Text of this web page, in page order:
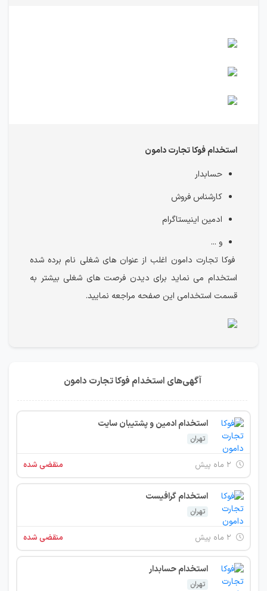
استخدام فوکا تجارت دامون
حسابدار
کارشناس فروش
ادمین اینیستاگرام
و ...
فوکا تجارت دامون اغلب از عنوان های شغلی نام برده شده
استخدام می نماید برای دیدن فرصت های شغلی بیشتر به
قسمت استخدامی این صفحه مراجعه نمایید.
آگهی‌های استخدام فوکا تجارت دامون
استخدام ادمین و پشتیبان سایت
تهران
منقضی شده
استخدام گرافیست
تهران
منقضی شده
استخدام حسابدار
تهران